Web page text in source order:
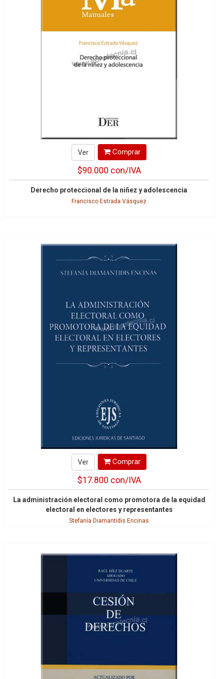
Ver Comprar
$90.000 con/IVA
Derecho proteccional de la niñez y adolescencia
Francisco Estrada Vásquez
Ver Comprar
$17.800 con/IVA
La administración electoral como promotora de la equidad
electoral en electores y representantes
Stefanía Diamantidis Encinas